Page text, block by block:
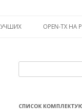
OPEN-TX НА
а
т
СПИСОК